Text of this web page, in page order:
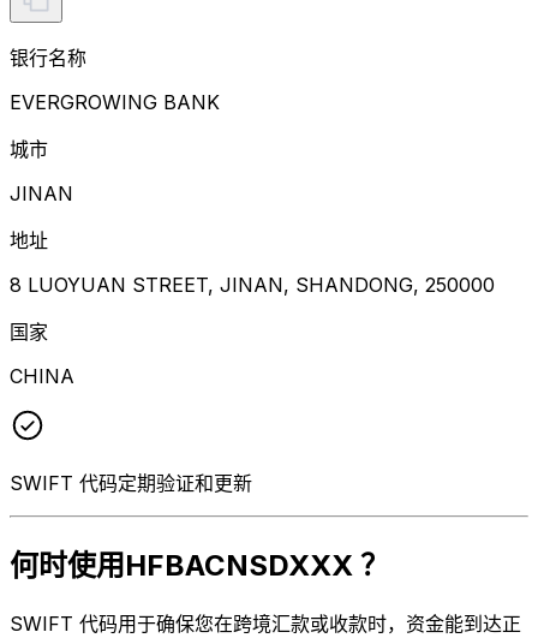
银行名称
EVERGROWING BANK
城市
JINAN
地址
8 LUOYUAN STREET, JINAN, SHANDONG, 250000
国家
CHINA
SWIFT 代码定期验证和更新
何时使用HFBACNSDXXX ？
SWIFT 代码用于确保您在跨境汇款或收款时，资金能到达正